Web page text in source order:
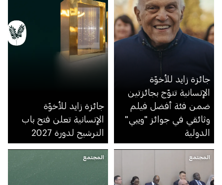
جائزة زايد للأخوّة
الإنسانية تتوّج بجائزتين
ضمن فئة أفضل فيلم
وثائقي في جوائز "ويبي"
الدولية
جائزة زايد للأخوّة
الإنسانية تعلن فتح باب
الترشيح لدورة 2027
المجتمع المجتمع